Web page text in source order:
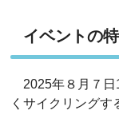
イベントの
2025年８月７日
くサイクリング